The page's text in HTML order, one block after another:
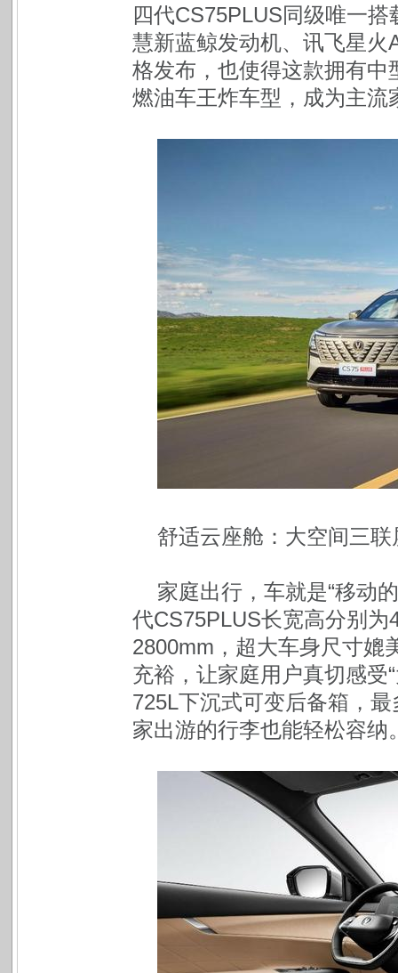
四代CS75PLUS同级唯一
慧新蓝鲸发动机、讯飞星
格发布，也使得这款拥有
燃油车王炸车型，成为主流
舒适云座舱：大空间三
家庭出行，车就是“移动
代CS75PLUS长宽高分别
2800mm，超大车身尺寸媲
充裕，让家庭用户真切感受
725L下沉式可变后备箱，
家出游的行李也能轻松容纳